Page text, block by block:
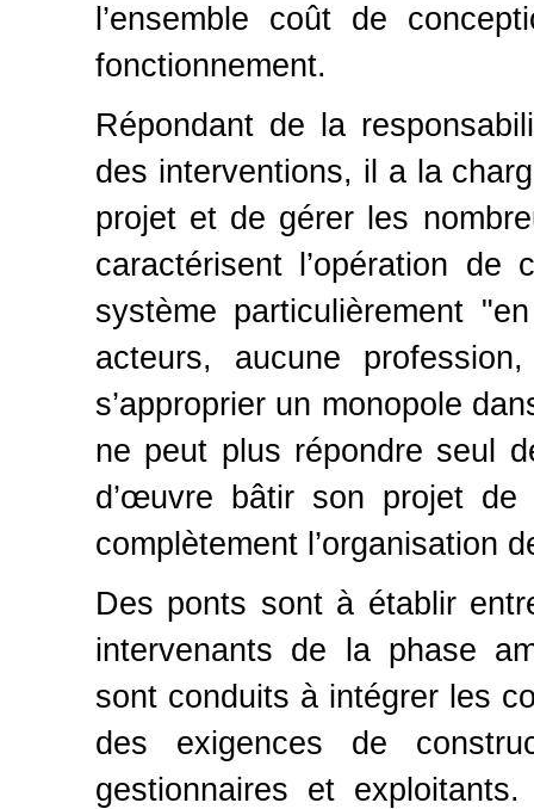
l’ensemble coût de
fonctionnement.
Répondant de la
des interventions, il a la
projet et de gérer les
caractérisent l’opération
système particulièrement
acteurs, aucune
s’approprier un monopole
ne peut plus répondre seul
d’œuvre bâtir son projet de
complètement l’organisation
Des ponts sont à établir
intervenants de la phase
sont conduits à intégrer les
des exigences de
gestionnaires et